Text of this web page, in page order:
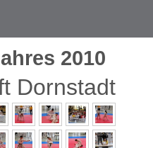
2010
Dornstadt